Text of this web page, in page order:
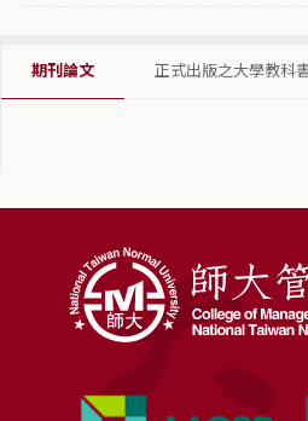
期刊論文 正式出版之大學教科